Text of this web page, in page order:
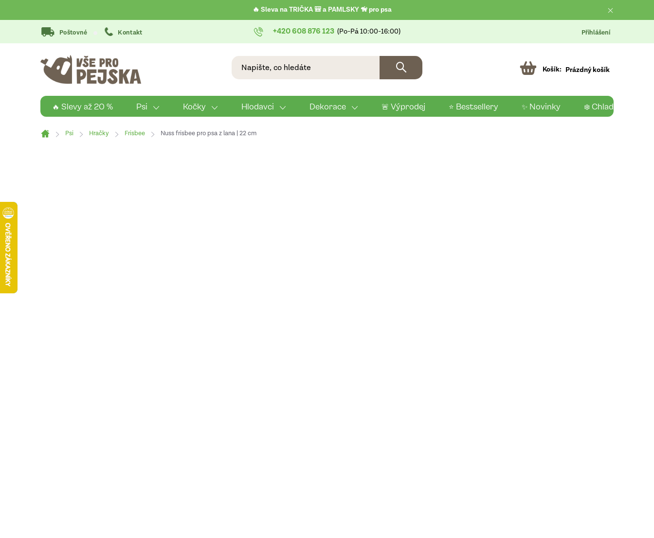
na
🔥 Sleva na TRIČKA 🎒 a PAMLSKY 🦮 pro psa
+420 608 876 123
Poštovné Kontakt Přihlášení
Prázdný košík
🔥 Slevy až 20 % Psi Kočky Hlodavci Dekorace 🚨 Výprodej ⭐ Bestsellery ✨ Novinky ❄️ Chladící
Domů
Psi Hračky Frisbee Nuss frisbee pro psa z lana | 22 cm